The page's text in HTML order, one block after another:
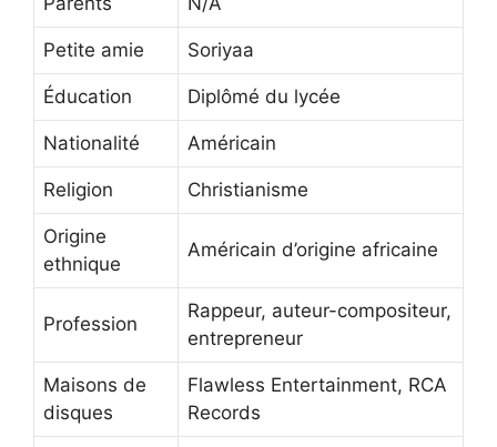
Petite amie Soriyaa
Éducation Diplômé du lycée
Nationalité Américain
Religion Christianisme
Origine
ethnique
Américain d’origine africaine
Profession
Rappeur, auteur-compositeur,
entrepreneur
Maisons de
disques
Flawless Entertainment, RCA
Records